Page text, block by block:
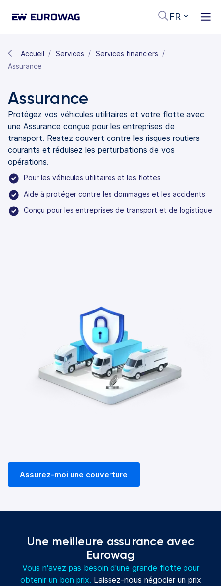
FR
Accueil Services
Services financiers
Assurance
Assurance
Protégez vos véhicules utilitaires et votre flotte avec
une Assurance conçue pour les entreprises de
transport. Restez couvert contre les risques routiers
courants et réduisez les perturbations de vos
opérations.
Pour les véhicules utilitaires et les flottes
Aide à protéger contre les dommages et les accidents
Conçu pour les entreprises de transport et de logistique
Assurez-moi une couverture
Une meilleure assurance avec
Eurowag
Vous n'avez pas besoin d'une grande flotte pour
obtenir un bon prix. Laissez-nous négocier un prix